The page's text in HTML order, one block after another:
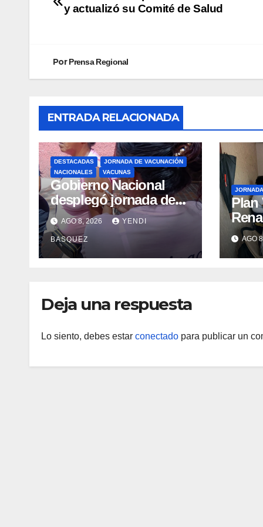
y actualizó su Comité de Salud
PorPrensa Regional
ENTRADA RELACIONADA
DESTACADAS
JORNADA DE VACUNACIÓN
NACIONALES
VACUNAS
Gobierno Nacional
desplegó jornada de
vacunación en La
Guaira para garantizar
protección
epidemiológica
AGO 8, 2026 YENDI
BASQUEZ
Plan
AGO
Deja una respuesta
Lo siento, debes estar conectado para publicar un